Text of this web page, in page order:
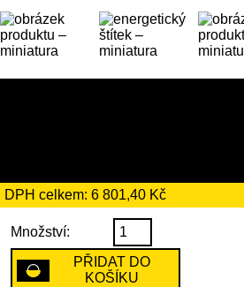
DPH celkem: 6 801,40 Kč
Množství:
PŘIDAT DO
KOŠÍKU